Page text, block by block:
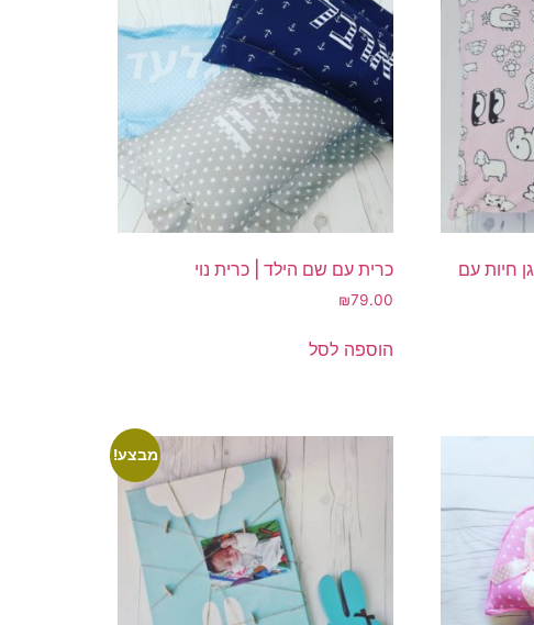
חיות עם
כרית עם שם הילד | כרית נוי
₪79.00
הוספה לסל
מבצע!